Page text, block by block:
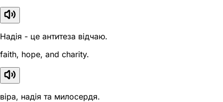
Надія - це антитеза відчаю.
faith, hope, and charity.
віра, надія та милосердя.